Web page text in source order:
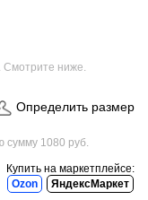
. Смотрите ниже.
Определить размер
сумму 1080 руб.
Купить на маркетплейсе:
Ozon
ЯндексМаркет